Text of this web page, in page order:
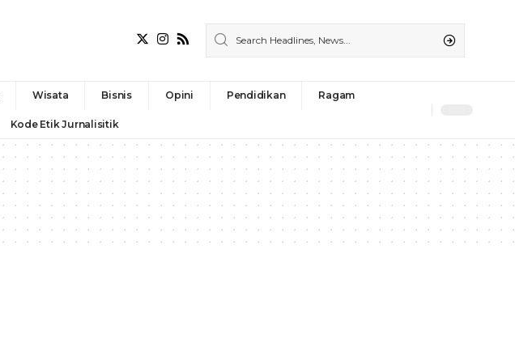
Wisata Bisnis Opini Pendidikan Ragam
Kode Etik Jurnalisitik